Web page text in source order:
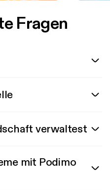
Fragen
verwaltest
mit Podimo